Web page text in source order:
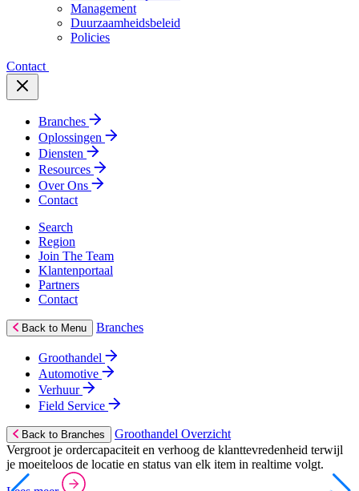
Management
Duurzaamheidsbeleid
Policies
Contact
Branches
Oplossingen
Diensten
Resources
Over Ons
Contact
Search
Region
Join The Team
Klantenportaal
Partners
Contact
Back to Menu Branches
Groothandel
Automotive
Verhuur
Field Service
Back to Branches
Groothandel Overzicht
Vergroot je ordercapaciteit en verhoog de klanttevredenheid terwijl
je moeiteloos de locatie en status van elk item in realtime volgt.